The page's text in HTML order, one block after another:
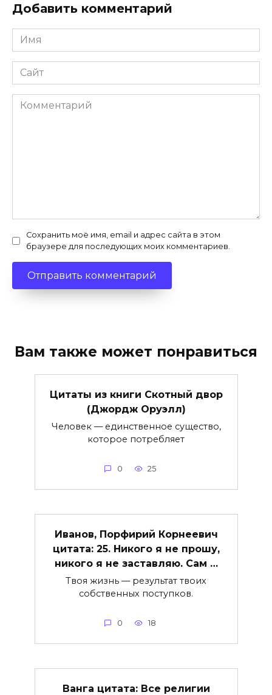
Добавить комментарий
Имя
*
Сайт
Комментарий
Сохранить моё имя, email и адрес сайта в этом
браузере для последующих моих комментариев.
Вам также может понравиться
Цитаты из книги Скотный двор
(Джордж Оруэлл)
Человек — единственное существо,
которое потребляет
0 25
Иванов, Порфирий Корнеевич
цитата: 25. Никого я не прошу,
никого я не заставляю. Сам …
Твоя жизнь — результат твоих
собственных поступков.
0 18
Ванга цитата: Все религии